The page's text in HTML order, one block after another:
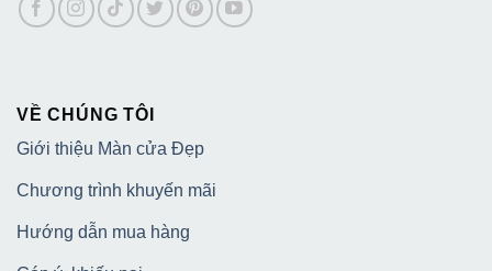
VỀ CHÚNG TÔI
Giới thiệu Màn cửa Đẹp
Chương trình khuyến mãi
Hướng dẫn mua hàng